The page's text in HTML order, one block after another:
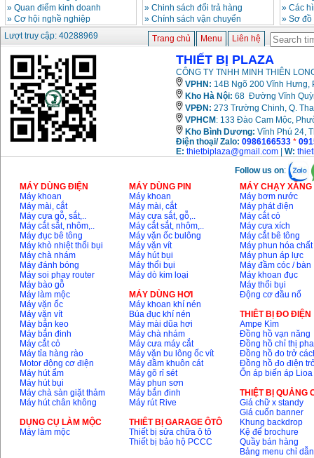
» Quan điểm kinh doanh
» Cơ hội nghề nghiệp
» Chinh sách đổi trả hàng
» Chính sách vận chuyển
» Các
» Sơ
Lượt truy cập: 40288969
Trang chủ Menu Liên hệ
THIẾT BỊ PLAZA
CÔNG TY TNHH MINH THIÊN
VPHN: 14B Ngõ 200 Vĩnh Hưng,
Kho Hà Nội: 68 Đường Vĩnh
VPĐN: 273 Trường Chinh, Q.
VPHCM : 133 Đào Cam Mộc,
Kho Bình Dương: Vĩnh Phú 24,
Điện thoại/ Zalo: 0986166533 *
E: thietbiplaza@gmail.com W:
Follow us on:
MÁY DÙNG ĐIỆN
Máy khoan
Máy mài, cắt
Máy cưa gỗ, sắt,..
Máy cắt sắt, nhôm,..
Máy đục bê tông
Máy khò nhiệt thổi bụi
Máy chà nhám
Máy đánh bóng
Máy soi phay router
Máy bào gỗ
Máy làm mộc
Máy vặn ốc
Máy vặn vít
Máy bắn keo
Máy bắn đinh
Máy cắt cỏ
Máy tỉa hàng rào
Motor động cơ điện
Máy hút ẩm
Máy hút bụi
Máy chà sàn giặt thảm
Máy hút chân không
DỤNG CỤ LÀM MỘC
Máy làm mộc
MÁY DÙNG PIN
Máy khoan
Máy mài, cắt
Máy cưa sắt, gỗ,..
Máy cắt sắt, nhôm,..
Máy vặn ốc bulông
Máy vặn vít
Máy hút bụi
Máy thổi bụi
Máy dò kim loại
MÁY DÙNG HƠI
Máy khoan khí nén
Búa đục khí nén
Máy mài dũa hơi
Máy chà nhám
Máy cưa máy cắt
Máy vặn bu lông ốc vít
Máy đầm khuôn cát
Máy gõ rỉ sét
Máy phun sơn
Máy bắn đinh
Máy rút Rive
THIÊT BỊ GARAGE ÔTÔ
Thiết bị sửa chữa ô tô
Thiết bị bảo hộ PCCC
MÁY CHẠY
Máy bơm nước
Máy phát điện
Máy cắt cỏ
Máy cưa xích
Máy cắt bê tông
Máy phun hóa chất
Máy phun áp lực
Máy đầm cóc / bàn
Máy khoan đục
Máy thổi bụi
Động cơ đầu nổ
THIÊT BỊ ĐO ĐIỆN
Ampe Kìm
Đồng hồ vạn năng
Đồng hồ chỉ thị pha
Đồng hồ đo trở
Đồng hồ đo điện
Ổn áp biến áp Lioa
THIỆT BỊ QUẢNG
Giá chữ x standy
Giá cuốn banner
Khung backdrop
Kệ để brochure
Quầy bán hàng
Bảng menu chỉ dẫn